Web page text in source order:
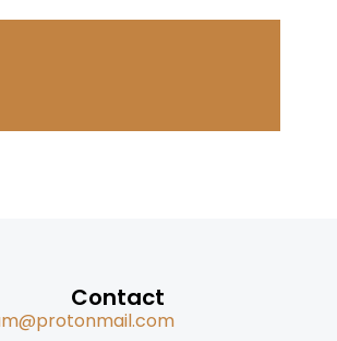
Contact